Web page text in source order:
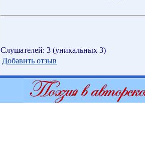
Слушателей: 3 (уникальных 3)
Добавить отзыв